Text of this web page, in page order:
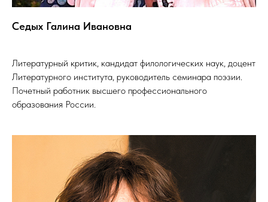
Седых Галина Ивановна
Литературный критик, кандидат филологических наук, доцент
Литературного института, руководитель семинара поэзии.
Почетный работник высшего профессионального
образования России.